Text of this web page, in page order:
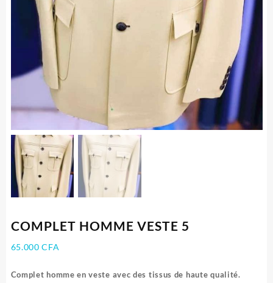
COMPLET HOMME VESTE 5
65.000CFA
Complet homme en veste avec des tissus de haute qualité.